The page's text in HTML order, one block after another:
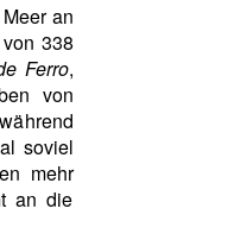
an
338
Ferro,
von
soviel
mehr
an die